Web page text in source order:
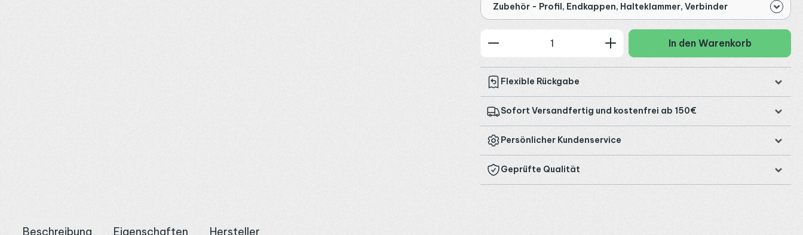
Zubehör - Profil, Endkappen, Halteklammer, Verbinder
Produkt Anzahl: Gib den gewünschten Wert
In den Warenkorb
Flexible Rückgabe
Sofort Versandfertig und kostenfrei ab 150€
Persönlicher Kundenservice
Geprüfte Qualität
Beschreibung Eigenschaften Hersteller